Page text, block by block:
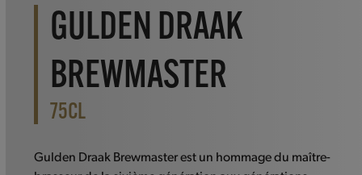
GULDEN DRAAK
BREWMASTER
75CL
Gulden Draak Brewmaster est un hommage du maître-